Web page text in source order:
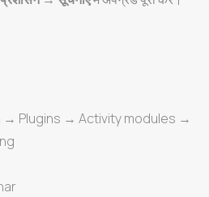
→ Plugins → Activity modules →